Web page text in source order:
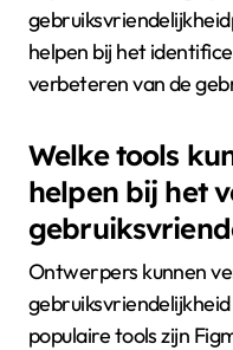
helpen bij het
verbeteren van de
Welke tools
helpen bij het
Ontwerpers kunnen
populaire tools zijn